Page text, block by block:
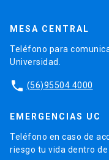
MESA CENTRAL
Teléfono para
Universidad.
phone (56)95504 4000
EMERGENCIAS UC
Teléfono en caso de
riesgo tu vida dentro